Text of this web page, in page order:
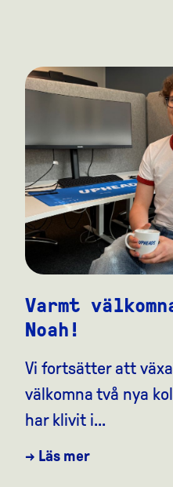
Varmt
Noah!
Vi fortsätter att
välkomna två nya
har klivit i...
→ Läs mer